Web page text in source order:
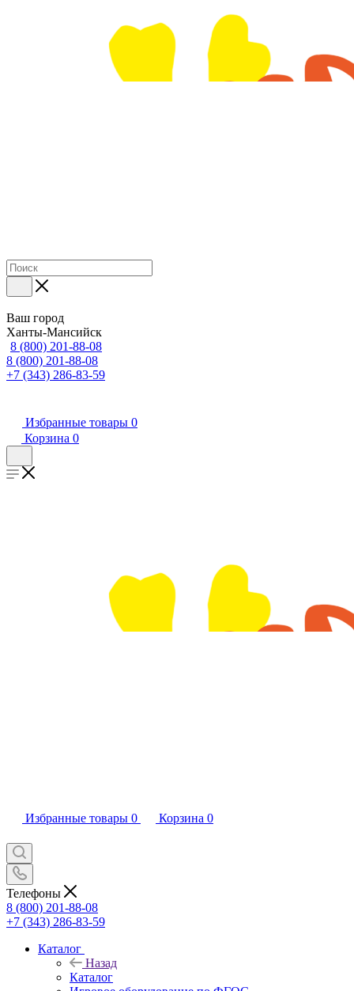
Ваш город
Ханты-Мансийск
8 (800) 201-88-08
8 (800) 201-88-08
+7 (343) 286-83-59
Избранные товары 0
Корзина 0
Избранные товары 0 Корзина 0
Телефоны
8 (800) 201-88-08
+7 (343) 286-83-59
Каталог
Назад
Каталог